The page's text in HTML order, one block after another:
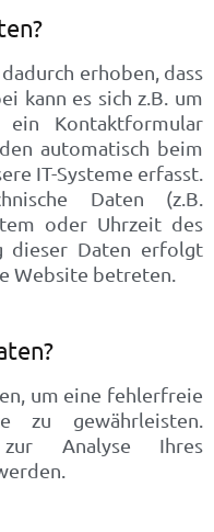
erhoben, dass
kann es sich z.B. um
Kontaktformular
automatisch beim
IT-Systeme erfasst.
Daten (z.B.
oder Uhrzeit des
dieser Daten erfolgt
Website betreten.
um eine fehlerfreie
zu gewährleisten.
Analyse Ihres